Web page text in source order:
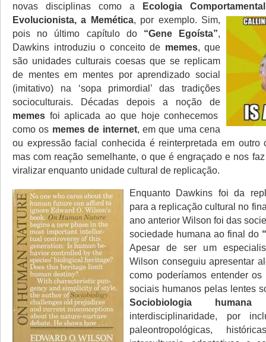
novas disciplinas como a Ecologia
Evolucionista, a Memética, por exemplo. Sim,
pois no último capítulo do “Gene Egoísta”,
Dawkins introduziu o conceito de memes, que
são unidades culturais coesas que se replicam
de mentes em mentes por aprendizado social
(imitativo) na ‘sopa primordial’ das tradições
socioculturais. Décadas depois a noção de
memes foi aplicada ao que hoje conhecemos
como os memes de internet, em que uma cena
ou expressão facial conhecida é reinterpretada em outro
mas com reação semelhante, o que é engraçado e nos
viralizar enquanto unidade cultural de replicação.
Enquanto Dawkins foi da
para a replicação cultural no
ano anterior Wilson foi das
sociedade humana ao final do
Apesar de ser um
Wilson conseguiu apresentar
como poderíamos entender os
sociais humanos pelas lentes
Sociobiologia humana
interdisciplinaridade, por
paleontropológicas,